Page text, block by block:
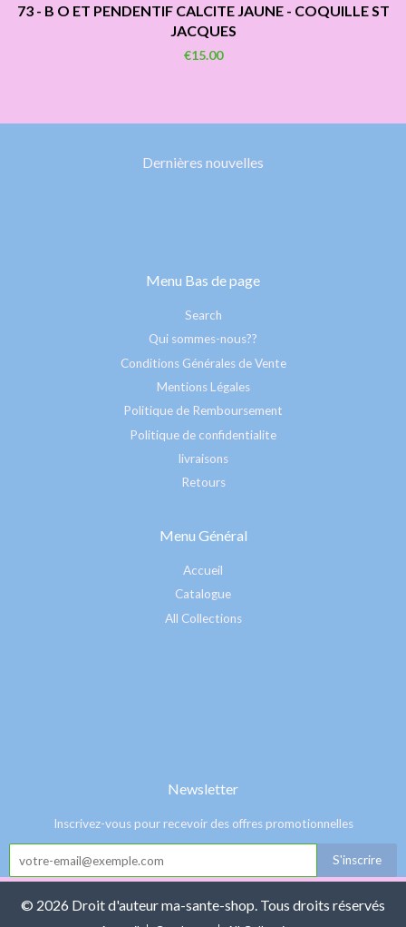
73 - B O ET PENDENTIF CALCITE JAUNE - COQUILLE ST
JACQUES
€15.00
Dernières nouvelles
Menu Bas de page
Search
Qui sommes-nous??
Conditions Générales de Vente
Mentions Légales
Politique de Remboursement
Politique de confidentialite
livraisons
Retours
Menu Général
Accueil
Catalogue
All Collections
Newsletter
Inscrivez-vous pour recevoir des offres promotionnelles
© 2026 Droit d'auteur ma-sante-shop. Tous droits réservés